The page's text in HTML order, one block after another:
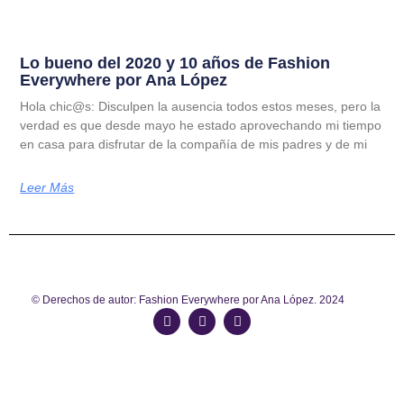
Lo bueno del 2020 y 10 años de Fashion
Everywhere por Ana López
Hola chic@s: Disculpen la ausencia todos estos meses, pero la
verdad es que desde mayo he estado aprovechando mi tiempo
en casa para disfrutar de la compañía de mis padres y de mi
Leer Más
© Derechos de autor: Fashion Everywhere por Ana López. 2024